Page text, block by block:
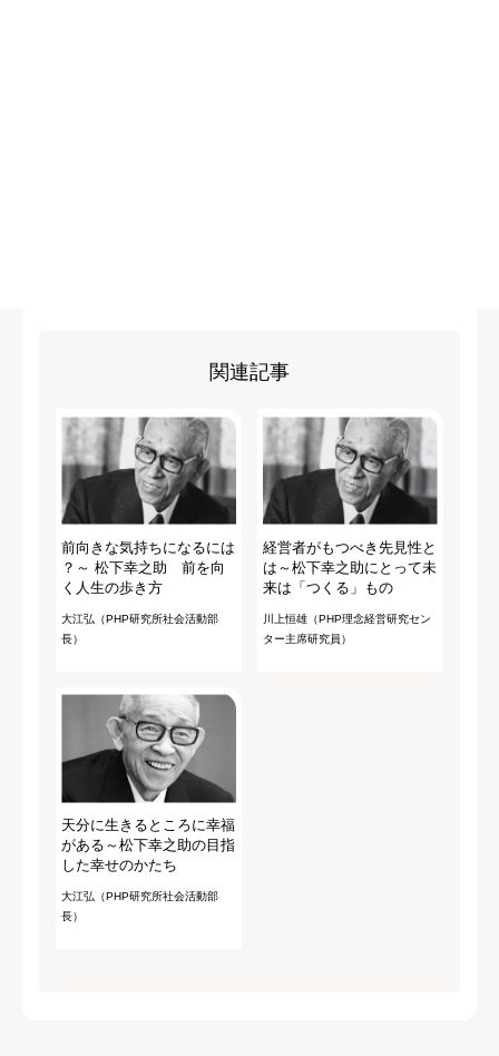
関連記事
前向きな気持ちになるには
？～ 松下幸之助 前を向
く人生の歩き方
大江弘（PHP研究所社会活動部
長）
経営者がもつべき先見性と
は～松下幸之助にとって未
来は「つくる」もの
川上恒雄（PHP理念経営研究セン
ター主席研究員）
天分に生きるところに幸福
がある～松下幸之助の目指
した幸せのかたち
大江弘（PHP研究所社会活動部
長）